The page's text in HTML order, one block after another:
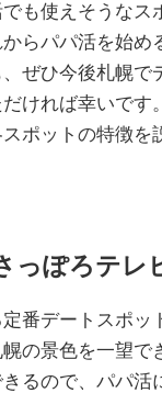
も使えそうなス
らパパ活を始め
ぜひ今後札幌で
ければ幸いです。
ポットの特徴を
っぽろテレ
番デートスポッ
の景色を一望で
るので、パパ活